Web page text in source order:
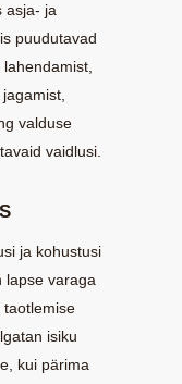
asja- ja
puudutavad
valduse
vaidlusi.
ja kohustusi
lapse varaga
isiku
kui pärima